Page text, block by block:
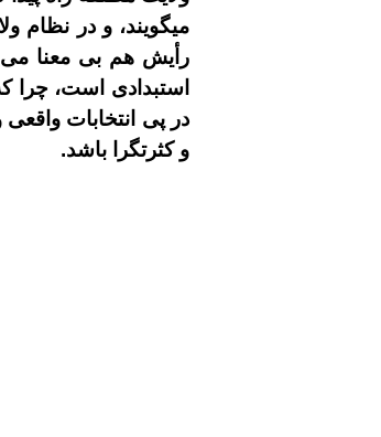
میگویند، و در نظام
رأیش هم بی معنا می
استبدادی است، چرا
در پی انتخابات
و کثرتگرا باشد.